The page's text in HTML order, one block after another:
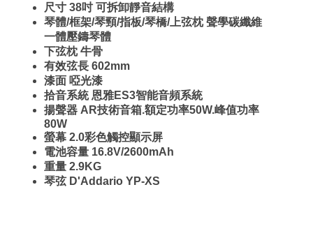
尺寸 38吋 可拆卸靜音結構
琴體/框架/琴頸/指板/琴橋/上弦枕 聲學碳纖維
一體壓鑄琴體
下弦枕 牛骨
有效弦長 602mm
漆面 啞光漆
拾音系統 恩雅ES3智能音頻系統
揚聲器 AR技術音箱.額定功率50W.峰值功率
80W
螢幕 2.0彩色觸控顯示屏
電池容量 16.8V/2600mAh
重量 2.9KG
琴弦 D'Addario YP-XS